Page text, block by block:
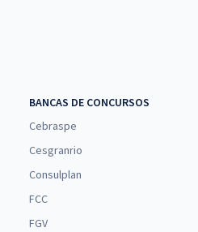
BANCAS DE CONCURSOS
Cebraspe
Cesgranrio
Consulplan
FCC
FGV